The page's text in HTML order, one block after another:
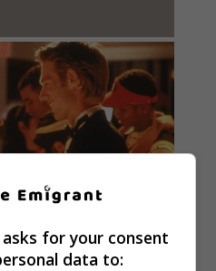
for your consent
data to: